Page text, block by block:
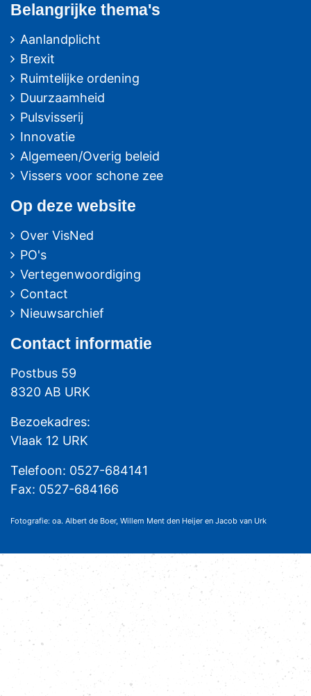
Belangrijke thema's
Aanlandplicht
Brexit
Ruimtelijke ordening
Duurzaamheid
Pulsvisserij
Innovatie
Algemeen/Overig beleid
Vissers voor schone zee
Op deze website
Over VisNed
PO's
Vertegenwoordiging
Contact
Nieuwsarchief
Contact informatie
Postbus 59
8320 AB URK
Bezoekadres:
Vlaak 12 URK
Telefoon: 0527-684141
Fax: 0527-684166
Fotografie: oa. Albert de Boer, Willem Ment den Heijer en Jacob van Urk